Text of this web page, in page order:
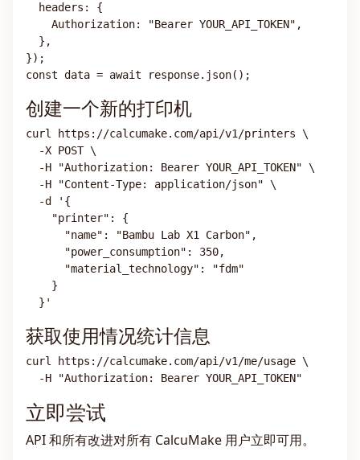
  headers: {
    Authorization: "Bearer YOUR_API_TOKEN",
  },
});
const data = await response.json();
创建一个新的打印机
curl https://calcumake.com/api/v1/printers \
  -X POST \
  -H "Authorization: Bearer YOUR_API_TOKEN" \
  -H "Content-Type: application/json" \
  -d '{
    "printer": {
      "name": "Bambu Lab X1 Carbon",
      "power_consumption": 350,
      "material_technology": "fdm"
    }
  }'
获取使用情况统计信息
curl https://calcumake.com/api/v1/me/usage \
  -H "Authorization: Bearer YOUR_API_TOKEN"
立即尝试
API 和所有改进对所有 CalcuMake 用户立即可用。